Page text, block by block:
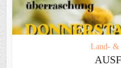
Land- &